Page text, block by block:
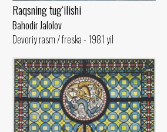
Raqsning tug‘ilishi
Bahodir Jalolov
Devoriy rasm / freska - 1981 yil